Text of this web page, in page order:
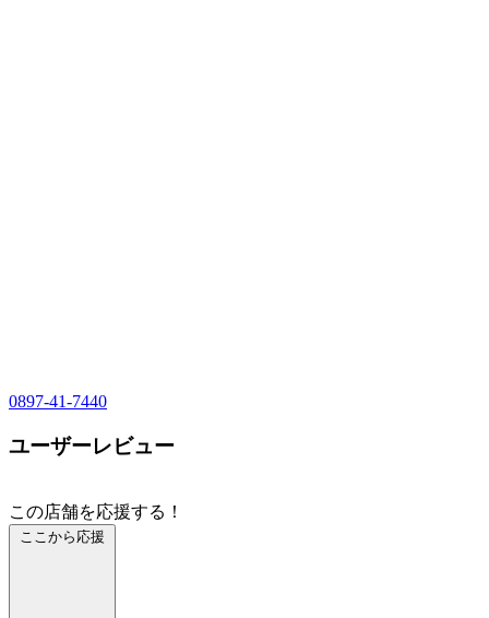
0897-41-7440
ユーザーレビュー
この店舗を応援する！
ここから応援